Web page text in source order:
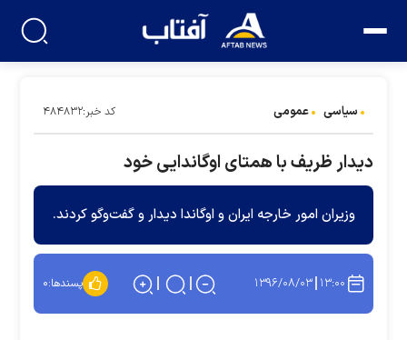
سیاسی عمومی کد خبر:۴۸۴۸۳۲
دیدار ظریف با همتای اوگاندایی خود
وزیران امور خارجه ایران و اوگاندا دیدار و گفت‌وگو کردند.
۱۳:۰۰ ۱۳۹۶/۰۸/۰۳ پسندها:۰